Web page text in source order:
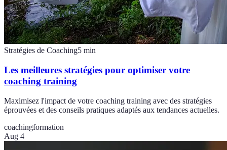
Stratégies de Coaching5 min
Les meilleures stratégies pour optimiser votre
coaching training
Maximisez l'impact de votre coaching training avec des stratégies
éprouvées et des conseils pratiques adaptés aux tendances actuelles.
coachingformation
Aug 4